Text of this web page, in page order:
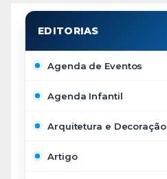
Agenda de Eventos
Agenda Infantil
Arquitetura e Decoração
Artigo